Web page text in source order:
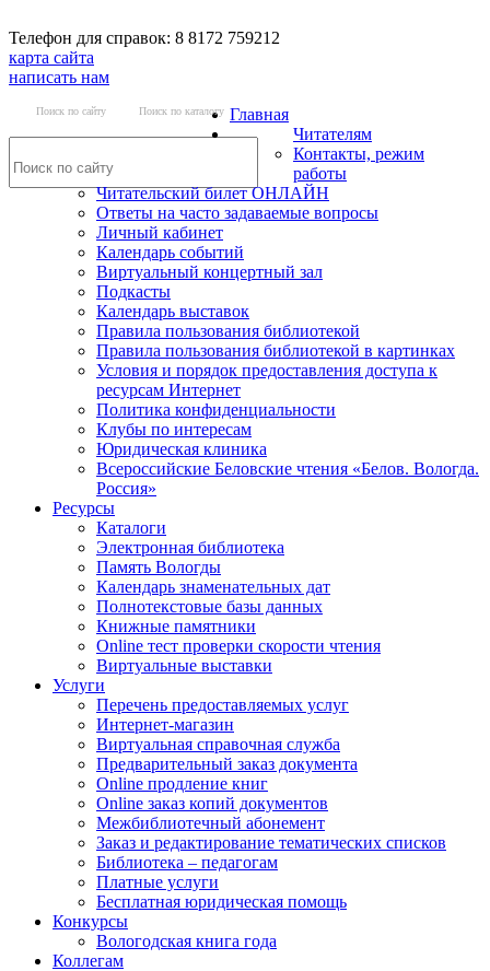
Телефон для справок: 8 8172 759212
карта сайта
написать нам
Поиск по сайту Поиск по каталогу Главная
Читателям
Контакты, режим
работы
Читательский билет ОНЛАЙН
Ответы на часто задаваемые вопросы
Личный кабинет
Календарь событий
Виртуальный концертный зал
Подкасты
Календарь выставок
Правила пользования библиотекой
Правила пользования библиотекой в картинках
Условия и порядок предоставления доступа к
ресурсам Интернет
Политика конфиденциальности
Клубы по интересам
Юридическая клиника
Всероссийские Беловские чтения «Белов. Вологда.
Россия»
Ресурсы
Каталоги
Электронная библиотека
Память Вологды
Календарь знаменательных дат
Полнотекстовые базы данных
Книжные памятники
Online тест проверки скорости чтения
Виртуальные выставки
Услуги
Перечень предоставляемых услуг
Интернет-магазин
Виртуальная справочная служба
Предварительный заказ документа
Online продление книг
Online заказ копий документов
Межбиблиотечный абонемент
Заказ и редактирование тематических списков
Библиотека – педагогам
Платные услуги
Бесплатная юридическая помощь
Конкурсы
Вологодская книга года
Коллегам